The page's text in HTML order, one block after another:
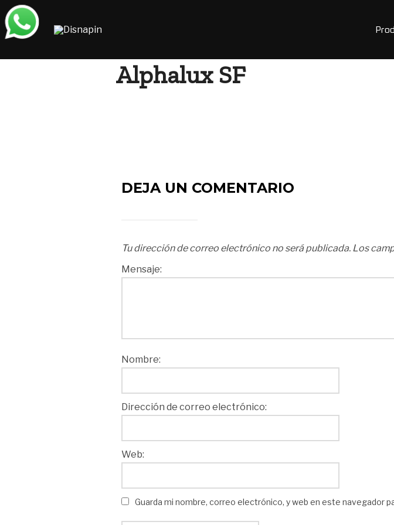
Saltar
al
contenido
Alphalux SF
DEJA UN COMENTARIO
Tu dirección de correo electrónico no será publicada. Los
Mensaje:
Nombre:
Dirección de correo electrónico:
Web:
Guarda mi nombre, correo electrónico, y web en este navegador